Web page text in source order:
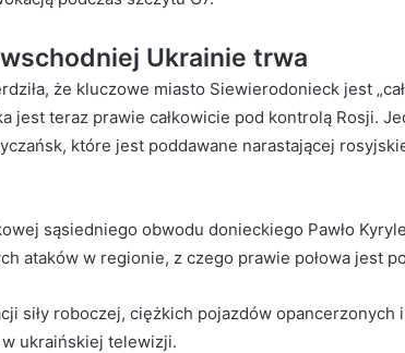
Ukrainie trwa
że ​​kluczowe miasto Siewierodonieck jest
jest teraz prawie całkowicie pod kontrolą Rosji.
które jest poddawane narastającej
sąsiedniego obwodu donieckiego Pawło
ataków w regionie, z czego prawie połowa jest
siły roboczej, ciężkich pojazdów
w ukraińskiej telewizji.